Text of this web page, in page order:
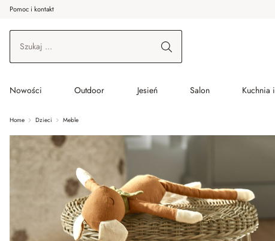
do wątku głównego
Przejdź do wyszukiwania
Przejdź do głównej nawigacji
Pomoc i kontakt
Nowości Outdoor Jesień Salon Kuchnia
Home Dzieci Meble